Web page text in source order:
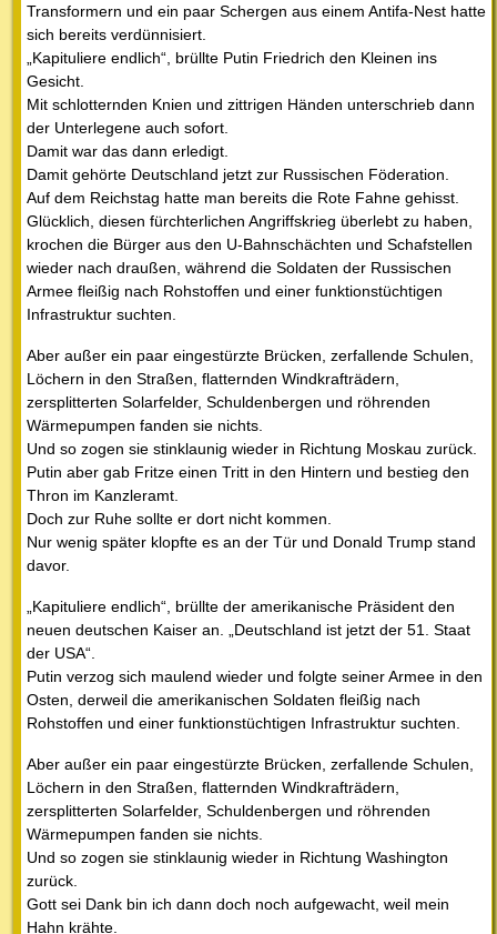
Transformern und ein paar Schergen aus einem Antifa-Nest hatte
sich bereits verdünnisiert.
„Kapituliere endlich“, brüllte Putin Friedrich den Kleinen ins
Gesicht.
Mit schlotternden Knien und zittrigen Händen unterschrieb dann
der Unterlegene auch sofort.
Damit war das dann erledigt.
Damit gehörte Deutschland jetzt zur Russischen Föderation.
Auf dem Reichstag hatte man bereits die Rote Fahne gehisst.
Glücklich, diesen fürchterlichen Angriffskrieg überlebt zu haben,
krochen die Bürger aus den U-Bahnschächten und Schafstellen
wieder nach draußen, während die Soldaten der Russischen
Armee fleißig nach Rohstoffen und einer funktionstüchtigen
Infrastruktur suchten.
Aber außer ein paar eingestürzte Brücken, zerfallende Schulen,
Löchern in den Straßen, flatternden Windkrafträdern,
zersplitterten Solarfelder, Schuldenbergen und röhrenden
Wärmepumpen fanden sie nichts.
Und so zogen sie stinklaunig wieder in Richtung Moskau zurück.
Putin aber gab Fritze einen Tritt in den Hintern und bestieg den
Thron im Kanzleramt.
Doch zur Ruhe sollte er dort nicht kommen.
Nur wenig später klopfte es an der Tür und Donald Trump stand
davor.
„Kapituliere endlich“, brüllte der amerikanische Präsident den
neuen deutschen Kaiser an. „Deutschland ist jetzt der 51. Staat
der USA“.
Putin verzog sich maulend wieder und folgte seiner Armee in den
Osten, derweil die amerikanischen Soldaten fleißig nach
Rohstoffen und einer funktionstüchtigen Infrastruktur suchten.
Aber außer ein paar eingestürzte Brücken, zerfallende Schulen,
Löchern in den Straßen, flatternden Windkrafträdern,
zersplitterten Solarfelder, Schuldenbergen und röhrenden
Wärmepumpen fanden sie nichts.
Und so zogen sie stinklaunig wieder in Richtung Washington
zurück.
Gott sei Dank bin ich dann doch noch aufgewacht, weil mein
Hahn krähte.